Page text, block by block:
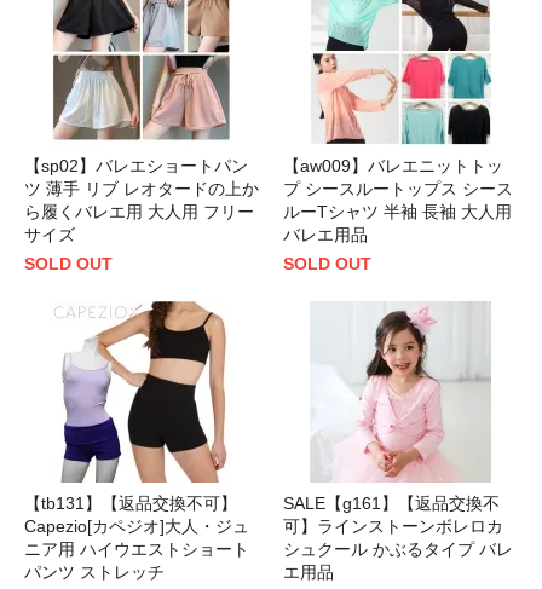
【sp02】バレエショートパン
ツ 薄手 リブ レオタードの上か
ら履くバレエ用 大人用 フリー
サイズ
SOLD OUT
【aw009】バレエニットトッ
プ シースルートップス シース
ルーTシャツ 半袖 長袖 大人用
バレエ用品
SOLD OUT
【tb131】【返品交換不可】
Capezio[カペジオ]大人・ジュ
ニア用 ハイウエストショート
パンツ ストレッチ
SALE【g161】【返品交換不
可】ラインストーンボレロカ
シュクール かぶるタイプ バレ
エ用品